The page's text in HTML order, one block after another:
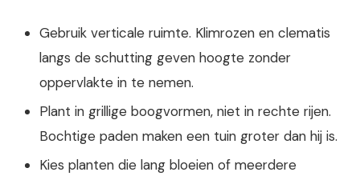
Gebruik verticale ruimte. Klimrozen en clematis
langs de schutting geven hoogte zonder
oppervlakte in te nemen.
Plant in grillige boogvormen, niet in rechte rijen.
Bochtige paden maken een tuin groter dan hij is.
Kies planten die lang bloeien of meerdere